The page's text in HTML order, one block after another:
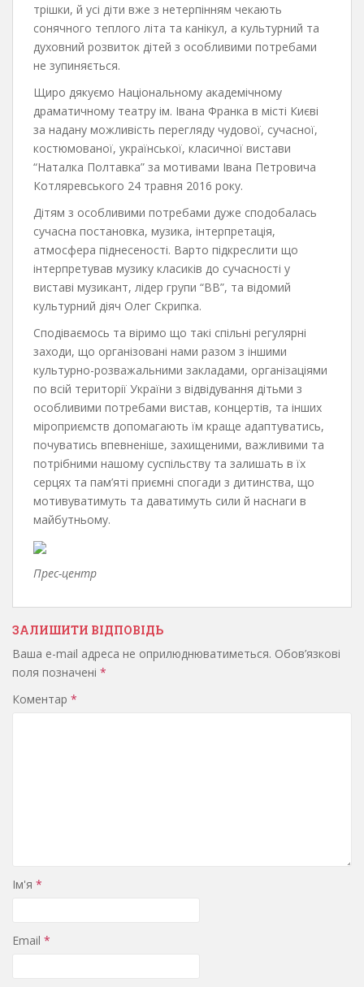
трішки, й усі діти вже з нетерпінням чекають
сонячного теплого літа та канікул, а культурний та
духовний розвиток дітей з особливими потребами
не зупиняється.
Щиро дякуємо Національному академічному
драматичному театру ім. Івана Франка в місті Києві
за надану можливість перегляду чудової, сучасної,
костюмованої, української, класичної вистави
“Наталка Полтавка” за мотивами Івана Петровича
Котляревського 24 травня 2016 року.
Дітям з особливими потребами дуже сподобалась
сучасна постановка, музика, інтерпретація,
атмосфера піднесеності. Варто підкреслити що
інтерпретував музику класиків до сучасності у
виставі музикант, лідер групи “ВВ”, та відомий
культурний діяч Олег Скрипка.
Сподіваємось та віримо що такі спільні регулярні
заходи, що організовані нами разом з іншими
культурно-розважальними закладами, організаціями
по всій території України з відвідування дітьми з
особливими потребами вистав, концертів, та інших
міроприємств допомагають їм краще адаптуватись,
почуватись впевненіше, захищеними, важливими та
потрібними нашому суспільству та залишать в їх
серцях та пам’яті приємні спогади з дитинства, що
мотивуватимуть та даватимуть сили й наснаги в
майбутньому.
Прес-центр
ЗАЛИШИТИ ВІДПОВІДЬ
Ваша e-mail адреса не оприлюднюватиметься. Обов’язкові
поля позначені *
Коментар *
Ім'я *
Email *